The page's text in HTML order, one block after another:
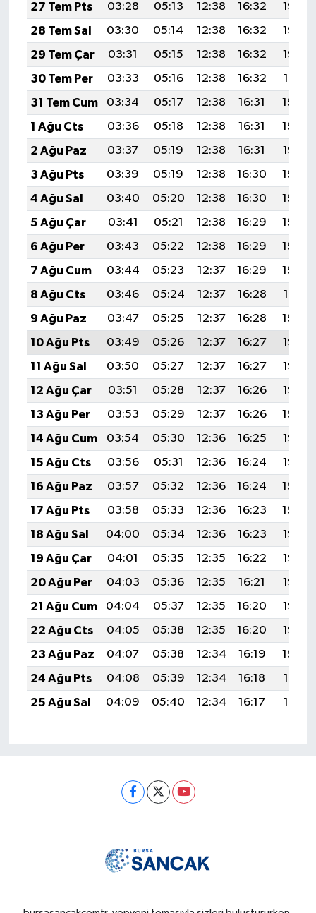
27 Tem Pts
03:28 05:13 12:38 16:32
19:53
28 Tem Sal
03:30 05:14 12:38 16:32
19:52
29 Tem Çar
03:31 05:15 12:38 16:32
19:52
30 Tem Per
03:33 05:16 12:38 16:32
19:51
31 Tem Cum
03:34 05:17 12:38 16:31
19:50
1 Ağu Cts
03:36 05:18 12:38 16:31
19:49
2 Ağu Paz
03:37 05:19 12:38 16:31
19:47
3 Ağu Pts
03:39 05:19 12:38 16:30
19:46
4 Ağu Sal
03:40 05:20 12:38 16:30
19:45
5 Ağu Çar
03:41 05:21 12:38 16:29
19:44
6 Ağu Per
03:43 05:22 12:38 16:29
19:43
7 Ağu Cum
03:44 05:23 12:37 16:29
19:42
8 Ağu Cts
03:46 05:24 12:37 16:28
19:41
9 Ağu Paz
03:47 05:25 12:37 16:28
19:39
10 Ağu Pts
03:49 05:26 12:37 16:27
19:38
11 Ağu Sal
03:50 05:27 12:37 16:27
19:37
12 Ağu Çar
03:51 05:28 12:37 16:26
19:36
13 Ağu Per
03:53 05:29 12:37 16:26
19:34
14 Ağu Cum
03:54 05:30 12:36 16:25
19:33
15 Ağu Cts
03:56 05:31 12:36 16:24
19:32
16 Ağu Paz
03:57 05:32 12:36 16:24
19:30
17 Ağu Pts
03:58 05:33 12:36 16:23
19:29
18 Ağu Sal
04:00 05:34 12:36 16:23
19:28
19 Ağu Çar
04:01 05:35 12:35 16:22
19:26
20 Ağu Per
04:03 05:36 12:35 16:21
19:25
21 Ağu Cum
04:04 05:37 12:35 16:20
19:23
22 Ağu Cts
04:05 05:38 12:35 16:20
19:22
23 Ağu Paz
04:07 05:38 12:34 16:19
19:20
24 Ağu Pts
04:08 05:39 12:34 16:18
19:19
25 Ağu Sal
04:09 05:40 12:34 16:17 19:17